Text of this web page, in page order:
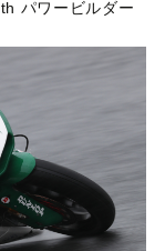
パワービルダー